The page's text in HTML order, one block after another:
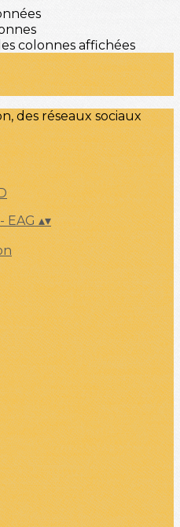
colonnes affichées
des réseaux sociaux
EAG▴▾